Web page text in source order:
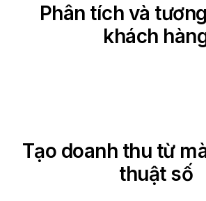
Phân tích và
khách
Tạo doanh thu từ
thuật số